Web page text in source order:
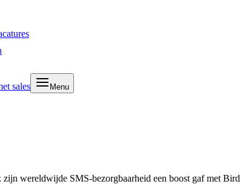
sales Menu
wereldwijde SMS-bezorgbaarheid een boost gaf met Bird